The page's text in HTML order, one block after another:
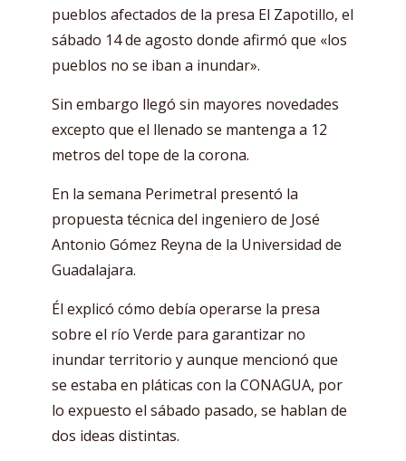
pueblos afectados de la presa El Zapotillo, el
sábado 14 de agosto donde afirmó que «los
pueblos no se iban a inundar».
Sin embargo llegó sin mayores novedades
excepto que el llenado se mantenga a 12
metros del tope de la corona.
En la semana Perimetral presentó la
propuesta técnica del ingeniero de José
Antonio Gómez Reyna de la Universidad de
Guadalajara.
Él explicó cómo debía operarse la presa
sobre el río Verde para garantizar no
inundar territorio y aunque mencionó que
se estaba en pláticas con la CONAGUA, por
lo expuesto el sábado pasado, se hablan de
dos ideas distintas.